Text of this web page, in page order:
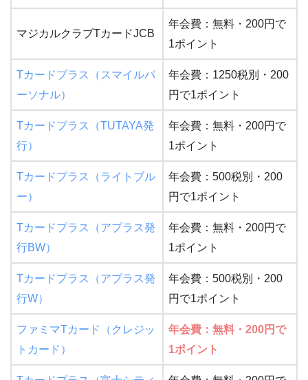
マジカルクラブTカードJCB
年会費：無料・200円で
1ポイント
Tカードプラス（スマイルパ
ーソナル）
年会費：1250税別・200
円で1ポイント
Tカードプラス（TUTAYA発
行）
年会費：無料・200円で
1ポイント
Tカードプラス（ライトブル
ー）
年会費：500税別・200
円で1ポイント
Tカードプラス（アプラス発
行BW）
年会費：無料・200円で
1ポイント
Tカードプラス（アプラス発
行W）
年会費：500税別・200
円で1ポイント
ファミマTカード（クレジッ
トカード）
年会費：無料・200円で
1ポイント